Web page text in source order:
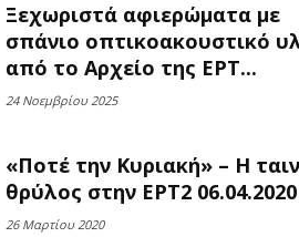
Ξεχωριστά αφιερώματα με
σπάνιο οπτικοακουστικό
από το Αρχείο της ΕΡΤ...
24 Νοεμβρίου 2025
«Ποτέ την Κυριακή» – Η
θρύλος στην ΕΡΤ2 06.04.2020
26 Μαρτίου 2020